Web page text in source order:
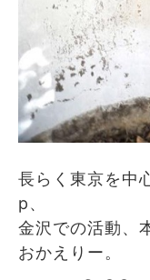
長らく東京を中
p、
金沢での活動、
おかえりー。